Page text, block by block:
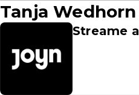
Tanja
Streame